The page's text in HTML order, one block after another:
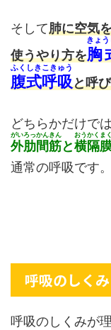
そして肺に空気
使うやり方を胸
きょ
腹式呼吸
ふくしきこきゅう
と呼
どちらかだけでは
外肋間筋
がいろっかんきん
と横隔
おうかくまく
通常の呼吸です。
呼吸のしくみ
呼吸のしくみが